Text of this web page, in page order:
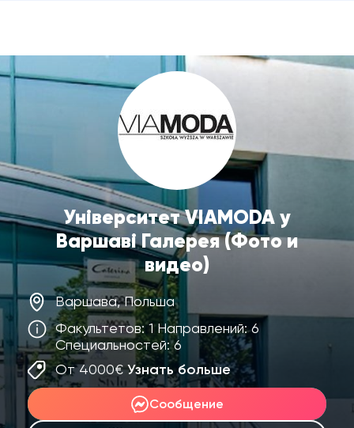
Університет VIAMODA у
Варшаві Галерея (Фото и
видео)
Варшава, Польша
Факультетов: 1 Направлений: 6
Специальностей: 6
От 4000€Узнать больше
Сообщение